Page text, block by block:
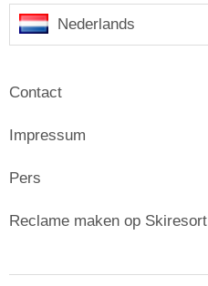
Nederlands
Contact
Impressum
Pers
Reclame maken op Skiresort